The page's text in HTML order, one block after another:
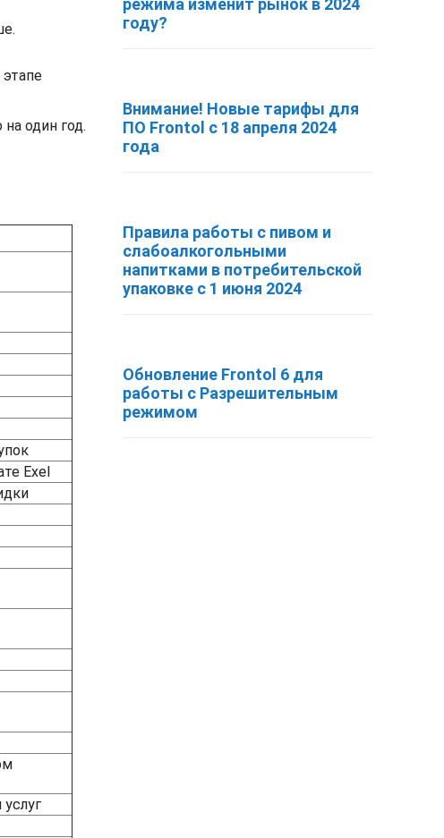
один год.
Exel
услуг
режима изменит рынок в 2024
году?
Внимание! Новые тарифы для
ПО Frontol с 18 апреля 2024
года
Правила работы с пивом и
слабоалкогольными
напитками в потребительской
упаковке с 1 июня 2024
Обновление Frontol 6 для
работы с Разрешительным
режимом